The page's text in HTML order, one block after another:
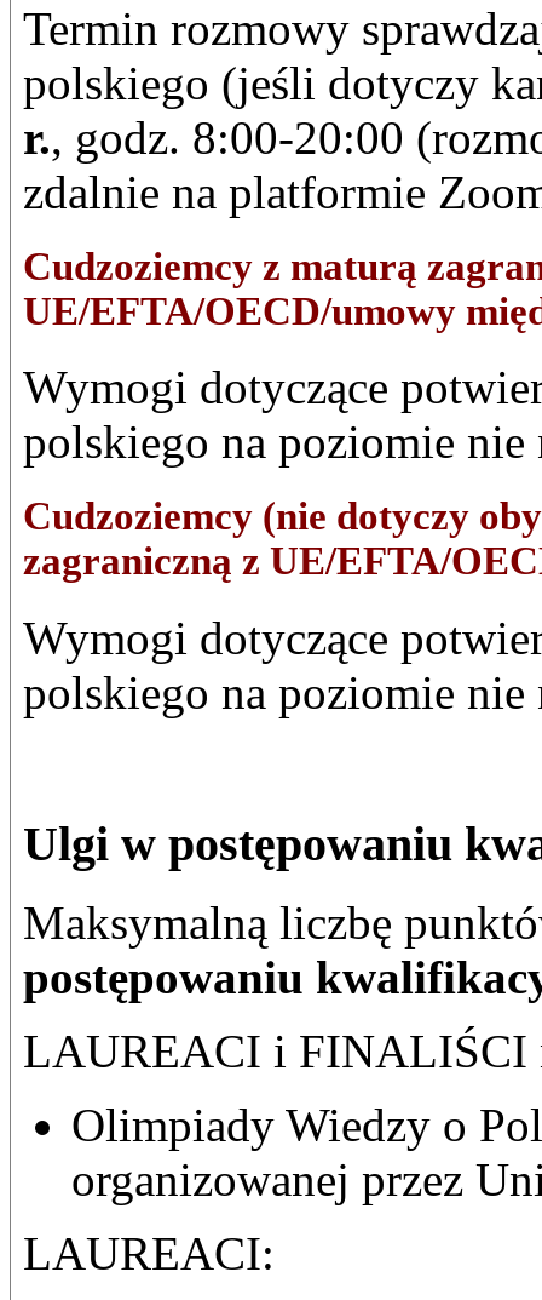
Termin rozmowy
polskiego (jeśli dotyczy
r., godz. 8:00-20:00
zdalnie na platformie
Cudzoziemcy z maturą
UE/EFTA/OECD/umowy
Wymogi dotyczące
polskiego na poziomie
Cudzoziemcy (nie dotyczy
zagraniczną z UE/EFTA/
Wymogi dotyczące
polskiego na poziomie
Ulgi w postępowaniu
Maksymalną liczbę
postępowaniu
LAUREACI i FINALIŚCI
Olimpiady Wiedzy o
organizowanej przez
LAUREACI: